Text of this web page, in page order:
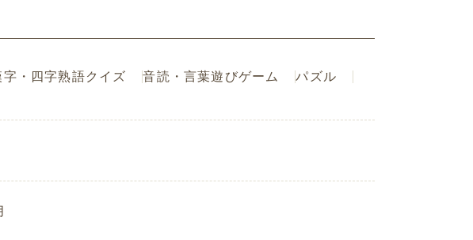
字・四字熟語クイズ 音読・言葉遊びゲーム
パズル